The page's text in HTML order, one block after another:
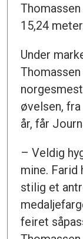
15,24
Under
øvelsen,
år, får
– Veldig
mine.
stilig et
feiret